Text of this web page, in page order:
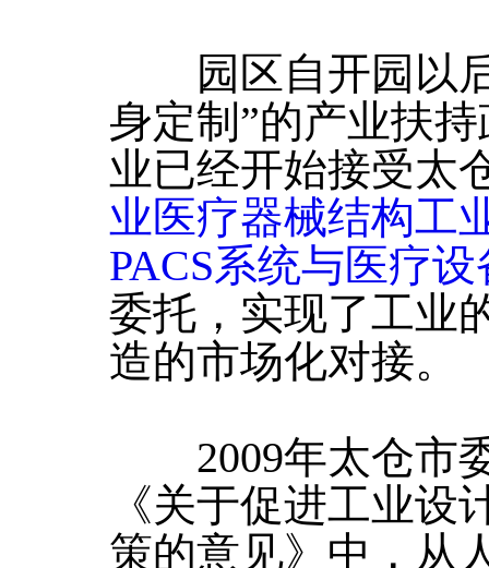
园区自开园以后
身定制”的产业扶
业已经开始接受太
业医疗器械结构工
PACS系统与医疗
委托，实现了工业
造的市场化对接。
2009年太仓市委
《关于促进工业
策的意见》中，从